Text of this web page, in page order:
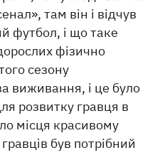
там він і відчув
футбол, і що таке
фізично
сезону
виживання, і це було
розвитку гравця в
місця красивому
був потрібний